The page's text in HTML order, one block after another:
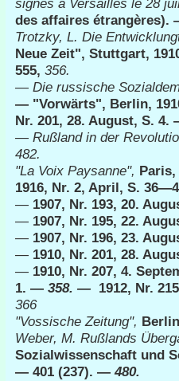
signés à Versailles le 28
des affaires
Trotzky, L. Die
Neue Zeit", Stuttgart,
555, 356.
— Die russische
— "Vorwärts", Berlin,
Nr. 201, 28. August, S.
— Rußland in der
482.
"La Voix Paysanne",
1916, Nr. 2, April, S.
— 1907, Nr. 193, 20.
— 1907, Nr. 195, 22.
— 1907, Nr. 196, 23.
— 1910, Nr. 201, 28.
— 1910, Nr. 207, 4.
1. — 358. — 1912, Nr.
366
"Vossische Zeitung",
Weber, M. Rußlands
Sozialwissenschaft und
— 401 (237). —480.